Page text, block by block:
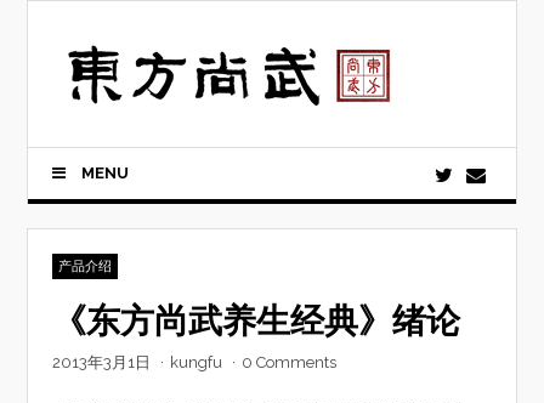
MENU
产品介绍
《东方尚武养生经典》绪论
2013年3月1日 · kungfu · 0 Comments